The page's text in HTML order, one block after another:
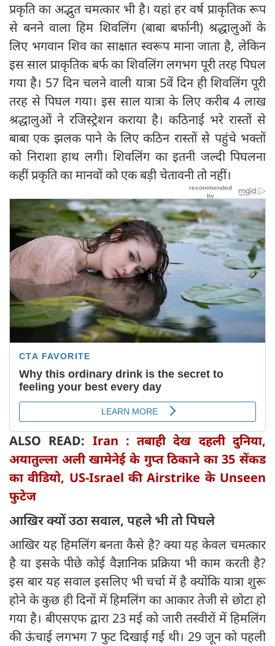
प्रकृति का अद्भुत चमत्कार भी है। यहां हर वर्ष प्राकृतिक रूप
से बनने वाला हिम शिवलिंग (बाबा बर्फानी) श्रद्धालुओं के
लिए भगवान शिव का साक्षात स्वरूप माना जाता है, लेकिन
इस साल प्राकृतिक बर्फ का शिवलिंग लगभग पूरी तरह पिघल
गया है। 57 दिन चलने वाली यात्रा 5वें दिन ही शिवलिंग पूरी
तरह से पिघल गया। इस साल यात्रा के लिए करीब 4 लाख
श्रद्धालुओं ने रजिस्ट्रेशन कराया है। कठिनाई भरे रास्तों से
बाबा एक झलक पाने के लिए कठिन रास्तों से पहुंचे भक्तों
को निराशा हाथ लगी। शिवलिंग का इतनी जल्दी पिघलना
कहीं प्रकृति का मानवों को एक बड़ी चेतावनी तो नहीं।
ALSO READ: Iran : तबाही देख दहली दुनिया,
अयातुल्ला अली खामेनेई के गुप्त ठिकाने का 35 सेंकड
का वीडियो, US-Israel की Airstrike के Unseen
फुटेज
आखिर क्यों उठा सवाल, पहले भी तो पिघले
आखिर यह हिमलिंग बनता कैसे है? क्या यह केवल चमत्कार
है या इसके पीछे कोई वैज्ञानिक प्रक्रिया भी काम करती है?
इस बार यह सवाल इसलिए भी चर्चा में है क्योंकि यात्रा शुरू
होने के कुछ ही दिनों में हिमलिंग का आकार तेजी से छोटा हो
गया है। बीएसएफ द्वारा 23 मई को जारी तस्वीरों में हिमलिंग
की ऊंचाई लगभग 7 फुट दिखाई गई थी। 29 जून को पहली